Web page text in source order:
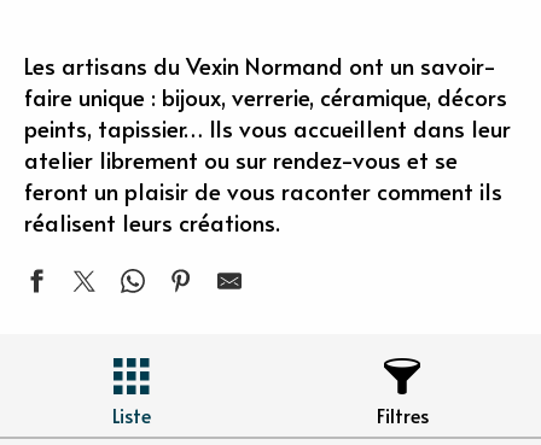
Les artisans du Vexin Normand ont un savoir-
faire unique : bijoux, verrerie, céramique, décors
peints, tapissier… Ils vous accueillent dans leur
atelier librement ou sur rendez-vous et se
feront un plaisir de vous raconter comment ils
réalisent leurs créations.
Liste Filtres